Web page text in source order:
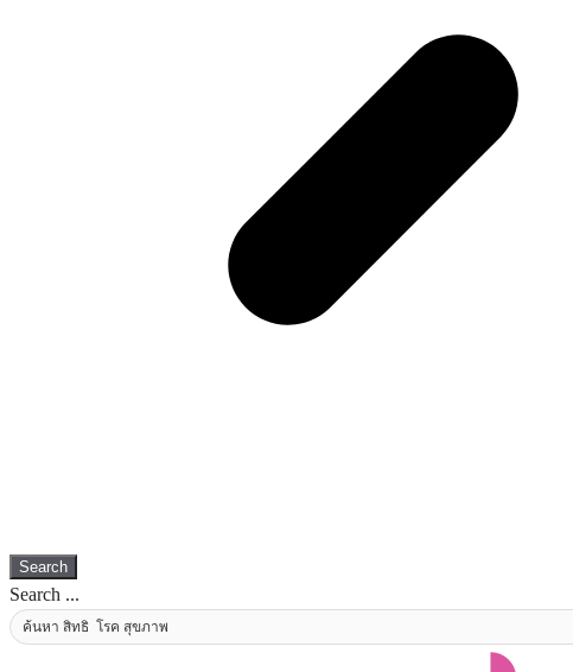
Search
Search ...